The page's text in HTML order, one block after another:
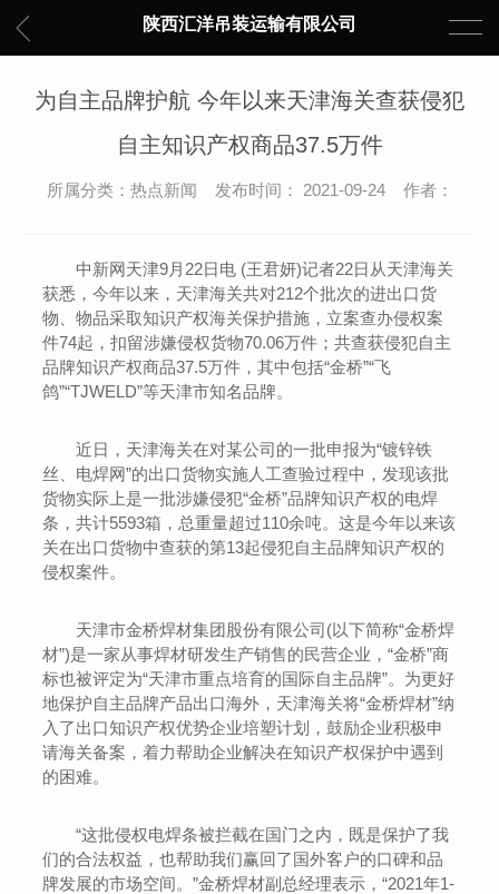
陕西汇洋吊装运输有限公司
为自主品牌护航 今年以来天津海关查获侵犯
自主知识产权商品37.5万件
所属分类：热点新闻 发布时间： 2021-09-24 作者：
中新网天津9月22日电 (王君妍)记者22日从天津海关
获悉，今年以来，天津海关共对212个批次的进出口货
物、物品采取知识产权海关保护措施，立案查办侵权案
件74起，扣留涉嫌侵权货物70.06万件；共查获侵犯自主
品牌知识产权商品37.5万件，其中包括“金桥”“飞
鸽”“TJWELD”等天津市知名品牌。
近日，天津海关在对某公司的一批申报为“镀锌铁
丝、电焊网”的出口货物实施人工查验过程中，发现该批
货物实际上是一批涉嫌侵犯“金桥”品牌知识产权的电焊
条，共计5593箱，总重量超过110余吨。这是今年以来该
关在出口货物中查获的第13起侵犯自主品牌知识产权的
侵权案件。
天津市金桥焊材集团股份有限公司(以下简称“金桥焊
材”)是一家从事焊材研发生产销售的民营企业，“金桥”商
标也被评定为“天津市重点培育的国际自主品牌”。为更好
地保护自主品牌产品出口海外，天津海关将“金桥焊材”纳
入了出口知识产权优势企业培塑计划，鼓励企业积极申
请海关备案，着力帮助企业解决在知识产权保护中遇到
的困难。
“这批侵权电焊条被拦截在国门之内，既是保护了我
们的合法权益，也帮助我们赢回了国外客户的口碑和品
牌发展的市场空间。”金桥焊材副总经理表示，“2021年1-